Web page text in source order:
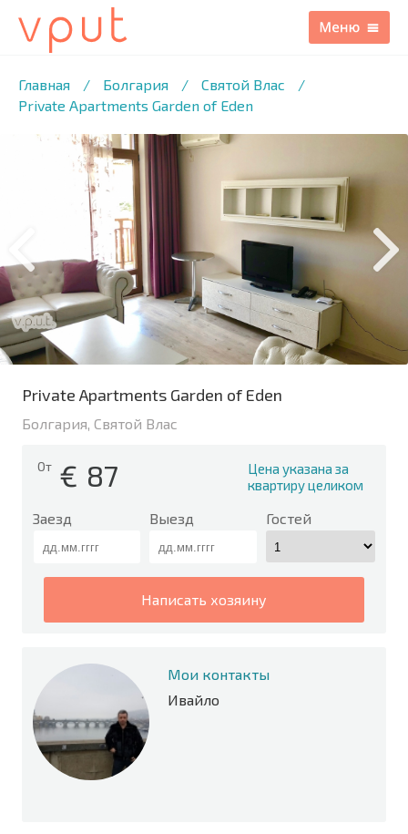
Главная / Болгария / Святой Влас
/
Private Apartments Garden of Eden
/15 ФОТО
Private Apartments Garden of Eden
Болгария, Святой Влас
От € 87
Цена указана за
квартиру целиком
Заезд Выезд Гостей
написать хозяину
Мои контакты
Ивайло